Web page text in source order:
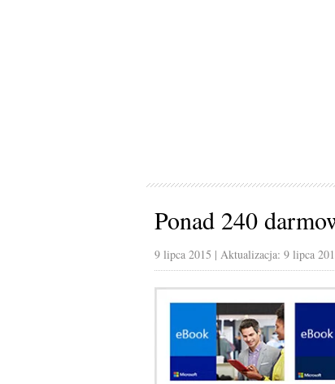
Ponad 240
9 lipca 2015 | Aktualizacja: 9 lipca